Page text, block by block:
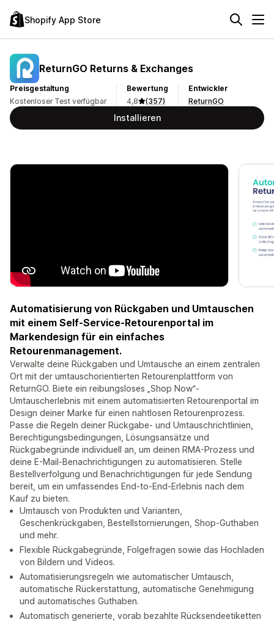
Shopify App Store
ReturnGO Returns & Exchanges
Preisgestaltung
Kostenloser Test verfügbar
Bewertung
4,8
(357)
Entwickler
ReturnGO
Installieren
Automatisierung von Rückgaben und Umtauschen
mit einem Self-Service-Retourenportal im
Markendesign für ein einfaches
Retourenmanagement.
Verwalte deine Rückgaben und Umtausche an einem zentralen
Ort mit der umtauschorientierten Retourenplattform von
ReturnGO. Biete ein reibungsloses „Shop Now“-
Umtauscherlebnis mit einem automatisierten Retourenportal im
Design deiner Marke für einen nahtlosen Retourenprozess.
Passe die Regeln deiner Rückgabe- und Umtauschrichtlinien,
Berechtigungsbedingungen, Lösungsansätze und
Rückgabegründe individuell an, um deinen RMA-Prozess und
deine E-Mail-Benachrichtigungen zu automatisieren. Stelle
Bestellverfolgung und Benachrichtigungen für jede Sendung
bereit, um ein umfassendes End-to-End-Erlebnis nach dem
Kauf zu bieten.
Umtausch von Produkten und Varianten,
Geschenkrückgaben, Bestellstornierungen, Shop-Guthaben
und mehr.
Flexible Rückgabegründe, Folgefragen sowie das Hochladen
von Bildern und Videos.
Automatisierungsregeln wie automatischer Umtausch,
automatische Rückerstattung, automatische Genehmigung
und automatisches Guthaben.
Automatisch generierte, vorab bezahlte Rücksendeetiketten